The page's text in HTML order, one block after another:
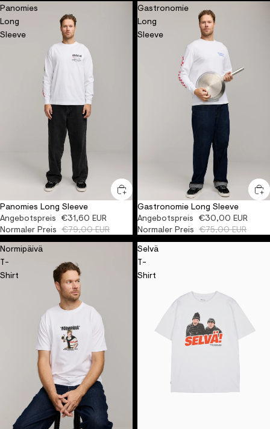
Panomies
Long
Sleeve
-60%ORGANIC
Panomies Long Sleeve
Angebotspreis €31,60 EUR
Normaler Preis €79,00 EUR
Gastronomie
Long
Sleeve
-60%ORGANIC
Gastronomie Long Sleeve
Angebotspreis €30,00 EUR
Normaler Preis €75,00 EUR
Normipäivä
T-
Shirt
Selvä
T-
Shirt